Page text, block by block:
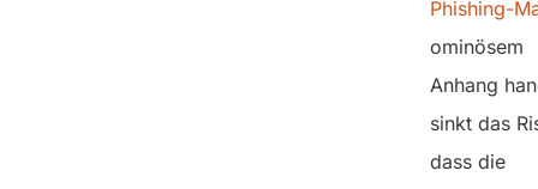
Phishing-
ominösem
Anhang
sinkt das
dass die